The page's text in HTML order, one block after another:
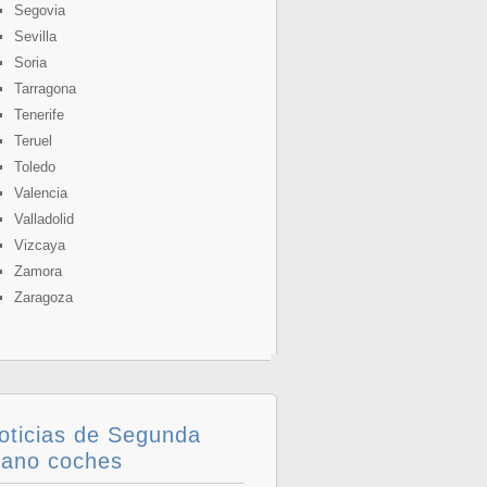
Segovia
Sevilla
Soria
Tarragona
Tenerife
Teruel
Toledo
Valencia
Valladolid
Vizcaya
Zamora
Zaragoza
de Segunda
coches